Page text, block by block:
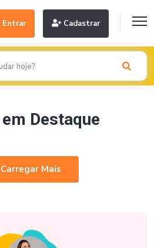
Entrar Cadastrar
Destaque
Carregar Mais